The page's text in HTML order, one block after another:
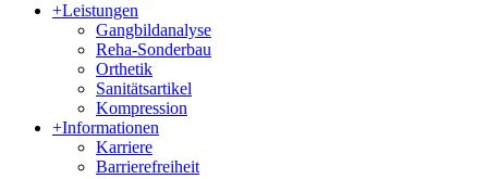
+Leistungen
Gangbildanalyse
Reha-Sonderbau
Orthetik
Sanitätsartikel
Kompression
+Informationen
Karriere
Barrierefreiheit